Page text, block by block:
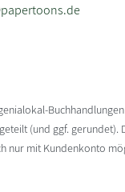
(und ggf.
nur mit Kundenkonto